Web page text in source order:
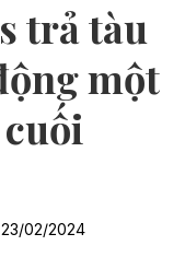
trả tàu
một
23/02/2024